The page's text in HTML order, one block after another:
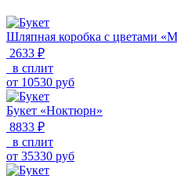
Шляпная коробка с цветами
2633 ₽
в сплит
от 10530 руб
Букет «Ноктюрн»
8833 ₽
в сплит
от 35330 руб